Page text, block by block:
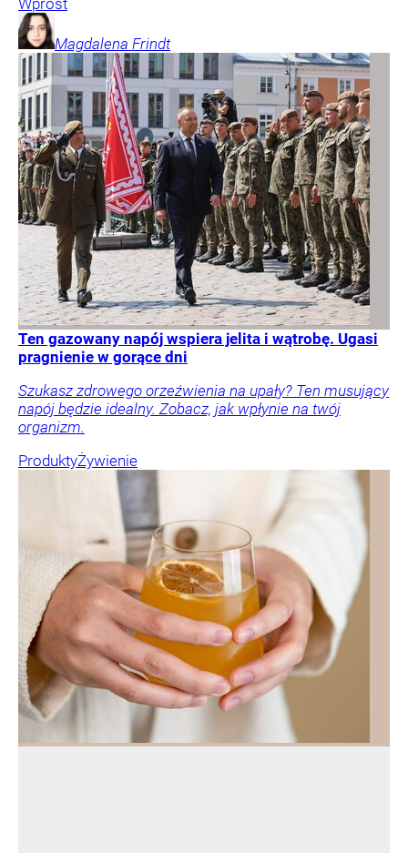
Wprost
Magdalena Frindt
Ten gazowany napój wspiera jelita i wątrobę. Ugasi
pragnienie w gorące dni
Szukasz zdrowego orzeźwienia na upały? Ten musujący
napój będzie idealny. Zobacz, jak wpłynie na twój
organizm.
ProduktyŻywienie